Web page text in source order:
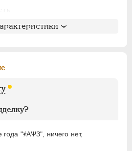
года "҂АѰЗ", ничего нет,
1881
1917-1918